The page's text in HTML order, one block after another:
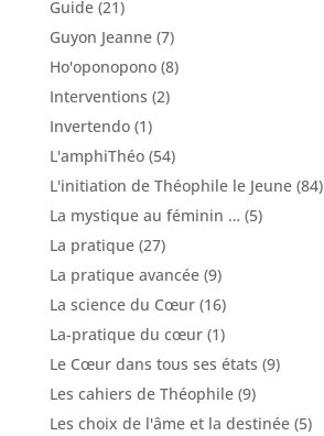
Guide(21)
Guyon Jeanne(7)
Ho'oponopono(8)
Interventions (2)
Invertendo(1)
L'amphiThéo(54)
L'initiation de Théophile le Jeune(84)
La mystique au féminin … (5)
La pratique(27)
La pratique avancée(9)
La science du Cœur(16)
La-pratique du cœur(1)
Le Cœur dans tous ses états (9)
Les cahiers de Théophile(9)
Les choix de l'âme et la destinée(5)